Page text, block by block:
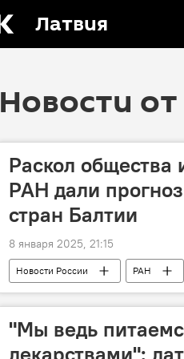
Латвия
Новости
Раскол общества
РАН дали
стран Балтии
8 января 2025, 21:15
Новости России РАН
"Мы ведь